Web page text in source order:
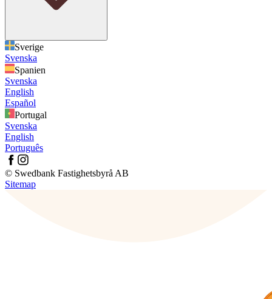
Sverige
Svenska
Spanien
Svenska
English
Español
Portugal
Svenska
English
Português
© Swedbank Fastighetsbyrå AB
Sitemap